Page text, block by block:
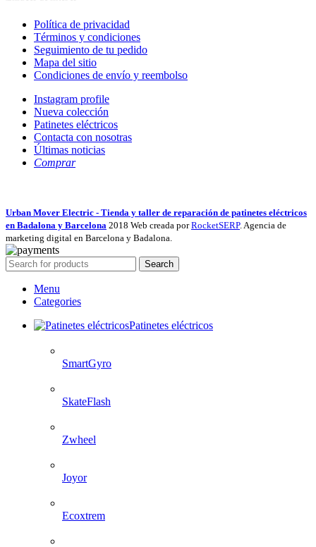
Política de privacidad
Términos y condiciones
Seguimiento de tu pedido
Mapa del sitio
Condiciones de envío y reembolso
Instagram profile
Nueva colección
Patinetes eléctricos
Contacta con nosotras
Últimas noticias
Comprar
Urban Mover Electric - Tienda y taller de reparación de patinetes eléctricos
en Badalona y Barcelona 2018 Web creada porRocketSERP. Agencia de
marketing digital en Barcelona y Badalona.
Search
Menu
Categories
Patinetes eléctricos
SmartGyro
SkateFlash
Zwheel
Joyor
Ecoxtrem